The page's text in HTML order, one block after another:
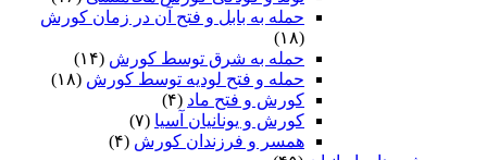
حمله به بابل و فتح آن در زمان کورش
(۱۸)
حمله به شرق توسط کورش (۱۴)
حمله و فتح لودیه توسط کورش (۱۸)
کورش و فتح ماد (۴)
کورش و یونانیان آسیا (۷)
همسر و فرزندان کورش (۴)